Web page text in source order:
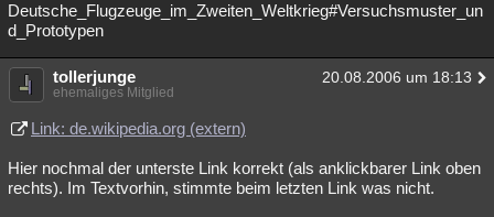
Deutsche_Flugzeuge_im_Zweiten_Weltkrieg#Versuchsmuster_un
d_Prototypen
tollerjunge 20.08.2006 um 18:13
ehemaliges Mitglied
Link: de.wikipedia.org (extern)
Hier nochmal der unterste Link korrekt (als anklickbarer Link oben
rechts). Im Textvorhin, stimmte beim letzten Link was nicht.